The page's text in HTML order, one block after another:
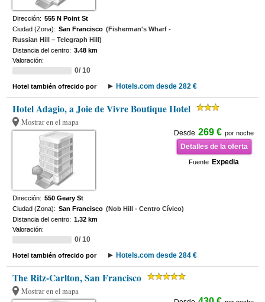
Dirección: 555 N Point St
Ciudad (Zona): San Francisco (Fisherman's Wharf -
Russian Hill – Telegraph Hill)
Distancia del centro: 3.48 km
Valoración:
0/ 10
Hotel también ofrecido por Hotels.com desde 282 €
Hotel Adagio, a Joie de Vivre Boutique Hotel
Mostrar en el mapa
Desde 269 € por noche
Detalles de la oferta
Fuente Expedia
Dirección: 550 Geary St
Ciudad (Zona): San Francisco (Nob Hill - Centro Cívico)
Distancia del centro: 1.32 km
Valoración:
0/ 10
Hotel también ofrecido por Hotels.com desde 284 €
The Ritz-Carlton, San Francisco
Mostrar en el mapa